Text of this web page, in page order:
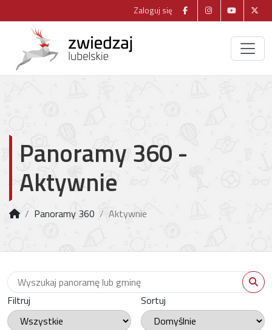
Zaloguj się
Panoramy 360 -
Aktywnie
Panoramy 360 Aktywnie
Wyszukaj panoramę
Filtruj Sortuj